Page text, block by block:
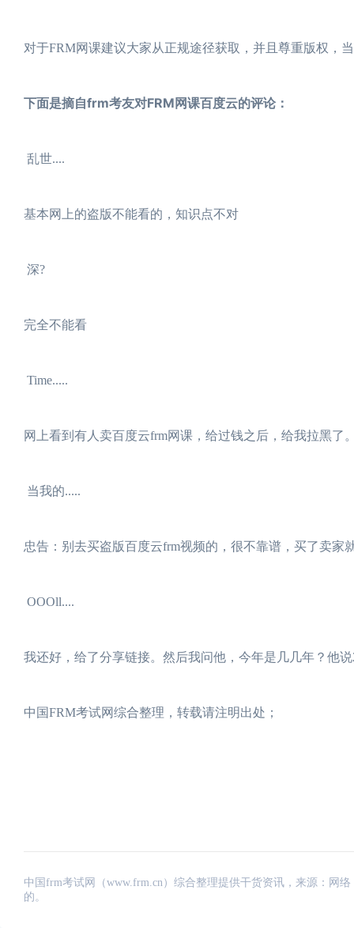
对于FRM网课建议大家从正规途径获取，并且尊重版权，
下面是摘自frm考友对FRM网课百度云的评论：
乱世....
基本网上的盗版不能看的，知识点不对
深?
完全不能看
Time.....
网上看到有人卖百度云frm网课，给过钱之后，给我拉黑了
当我的.....
忠告：别去买盗版百度云frm视频的，很不靠谱，买了卖家
OOOll....
我还好，给了分享链接。然后我问他，今年是几几年？他
中国FRM考试网综合整理，转载请注明出处；
中国frm考试网（www.frm.cn）综合整理提供干货资讯，来源：网
的。